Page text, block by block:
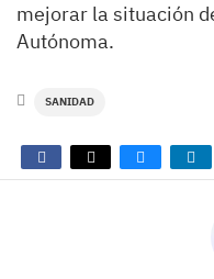
mejorar la situación
Autónoma.
SANIDAD